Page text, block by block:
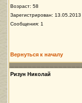
Возраст: 58
Зарегистрирован: 13.05.2013
Сообщения: 1
Вернуться к началу
Ризун Николай